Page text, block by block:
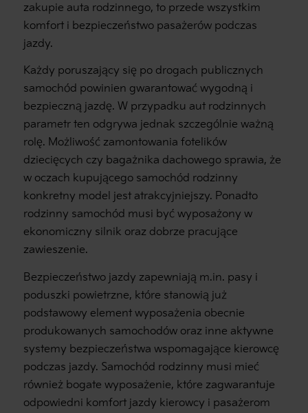
zakupie auta rodzinnego, to przede wszystkim
komfort i bezpieczeństwo pasażerów podczas
jazdy.
Każdy poruszający się po drogach publicznych
samochód powinien gwarantować wygodną i
bezpieczną jazdę. W przypadku aut rodzinnych
parametr ten odgrywa jednak szczególnie ważną
rolę. Możliwość zamontowania fotelików
dziecięcych czy bagażnika dachowego sprawia, że
w oczach kupującego samochód rodzinny
konkretny model jest atrakcyjniejszy. Ponadto
rodzinny samochód musi być wyposażony w
ekonomiczny silnik oraz dobrze pracujące
zawieszenie.
Bezpieczeństwo jazdy zapewniają m.in. pasy i
poduszki powietrzne, które stanowią już
podstawowy element wyposażenia obecnie
produkowanych samochodów oraz inne aktywne
systemy bezpieczeństwa wspomagające kierowcę
podczas jazdy. Samochód rodzinny musi mieć
również bogate wyposażenie, które zagwarantuje
odpowiedni komfort jazdy kierowcy i pasażerom